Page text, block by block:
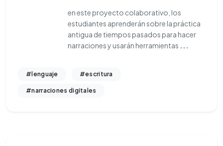
en este proyecto colaborativo, los
estudiantes aprenderán sobre la práctica
antigua de tiempos pasados para hacer
narraciones y usarán herramientas ...
#lenguaje #escritura
#narraciones digitales